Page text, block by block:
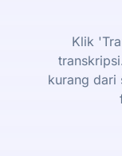
Klik
kurang dari